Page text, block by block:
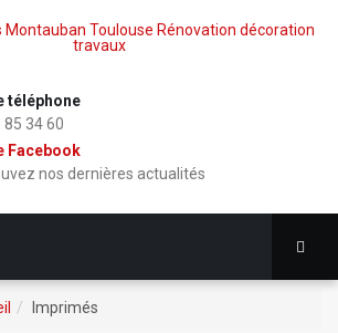
téléphone
85 34 60
Facebook
nos dernières actualités
Imprimés